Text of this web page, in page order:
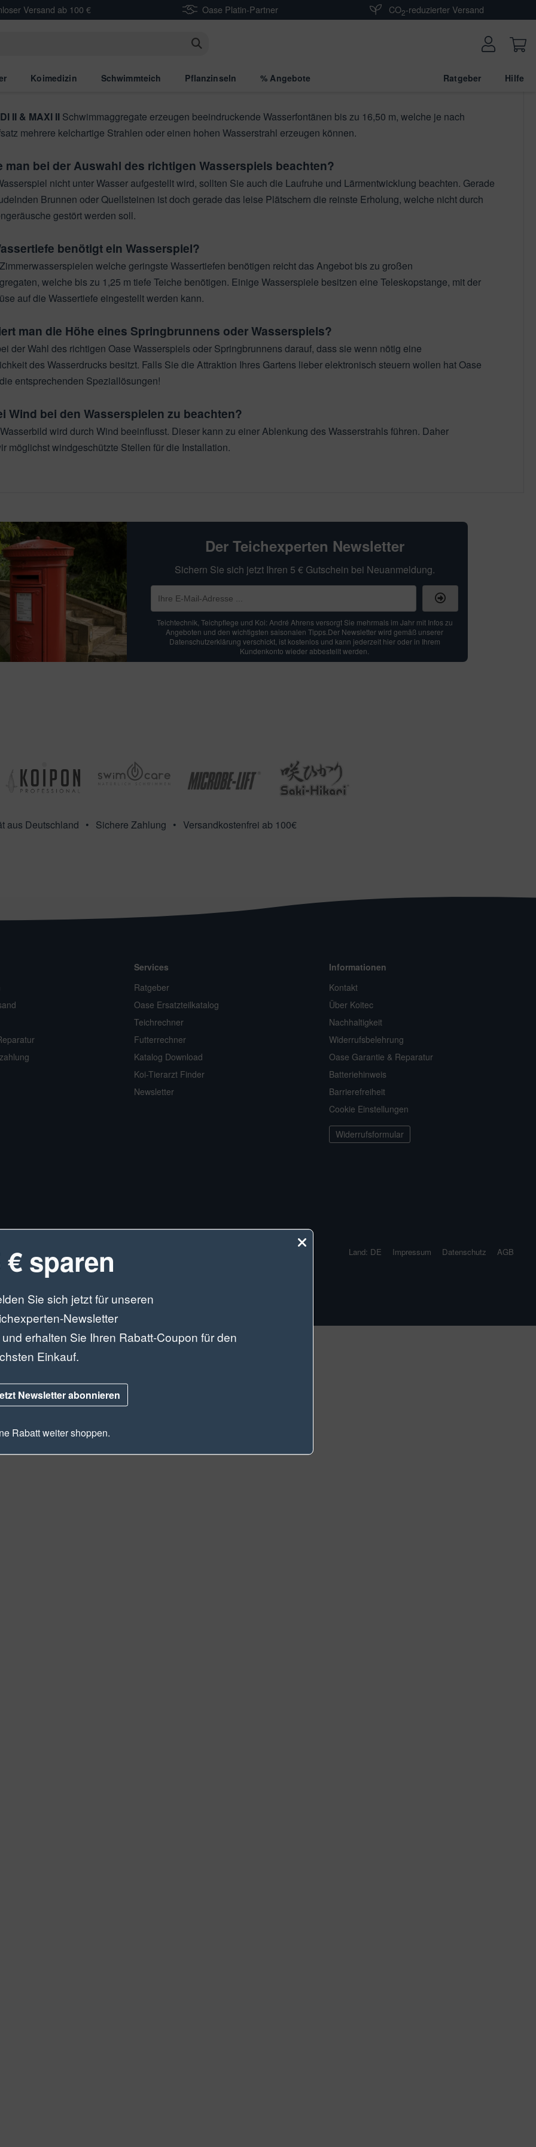
Versand ab 100 € Oase Platin-Partner CO2-reduzierter Versand
Koimedizin Schwimmteich Pflanzinseln % Angebote Ratgeber Hilfe
Ecoist ein kompaktes, schwimmendes Wasserspiel mit Fontäne, Dynamikfunktion und optionaler
bis zu 3 m Höhe und 10 m Durchmesser erzeugen.
II & MAXI II Schwimmaggregate erzeugen beeindruckende Wasserfontänen bis zu 16,50 m, welche je nach
mehrere kelchartige Strahlen oder einen hohen Wasserstrahl erzeugen können.
man bei der Auswahl des richtigen Wasserspiels beachten?
nicht unter Wasser aufgestellt wird, sollten Sie auch die Laufruhe und Lärmentwicklung beachten. Gerade
Brunnen oder Quellsteinen ist doch gerade das leise Plätschern die reinste Erholung, welche nicht durch
gestört werden soll.
benötigt ein Wasserspiel?
welche geringste Wassertiefen benötigen reicht das Angebot bis zu großen
welche bis zu 1,25 m tiefe Teiche benötigen. Einige Wasserspiele besitzen eine Teleskopstange, mit der
auf die Wassertiefe eingestellt werden kann.
man die Höhe eines Springbrunnens oder Wasserspiels?
der Wahl des richtigen Oase Wasserspiels oder Springbrunnens darauf, dass sie wenn nötig eine
des Wasserdrucks besitzt. Falls Sie die Attraktion Ihres Gartens lieber elektronisch steuern wollen hat Oase
entsprechenden Speziallösungen!
Wind bei den Wasserspielen zu beachten?
wird durch Wind beeinflusst. Dieser kann zu einer Ablenkung des Wasserstrahls führen. Daher
möglichst windgeschützte Stellen für die Installation.
Der Teichexperten Newsletter
Sichern Sie sich jetzt Ihren 5 € Gutschein bei Neuanmeldung.
Teichtechnik, Teichpflege und Koi: André Ahrens versorgt Sie mehrmals im Jahr mit Infos zu
Angeboten und den wichtigsten saisonalen Tipps.Der Newsletter wird gemäß unserer
Datenschutzerklärung verschickt, ist kostenlos und kann jederzeit hier oder in Ihrem
Kundenkonto wieder abbestellt werden.
aus Deutschland Sichere Zahlung Versandkostenfrei ab 100€
Services
Ratgeber
Oase Ersatzteilkatalog
Teichrechner
Futterrechner
Katalog Download
Koi-Tierarzt Finder
Newsletter
Informationen
Kontakt
Über Koitec
Nachhaltigkeit
Widerrufsbelehrung
Oase Garantie & Reparatur
Batteriehinweis
Barrierefreiheit
Cookie Einstellungen
Widerrufsformular
Land: DE Impressum Datenschutz AGB
€ sparen
Sie sich jetzt für unseren
Newsletter
erhalten Sie Ihren Rabatt-Coupon für den
Einkauf.
Newsletter abonnieren
Rabatt weiter shoppen.